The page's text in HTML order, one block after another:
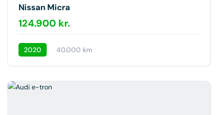
Nissan Micra
124.900 kr.
2020 40.000 km